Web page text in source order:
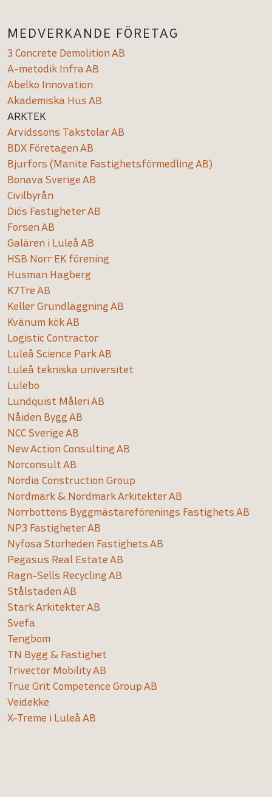
MEDVERKANDE FÖRETAG
3 Concrete Demolition AB
A-metodik Infra AB
Abelko Innovation
Akademiska Hus AB
ARKTEK
Arvidssons Takstolar AB
BDX Företagen AB
Bjurfors (Manite Fastighetsförmedling AB)
Bonava Sverige AB
Civilbyrån
Diös Fastigheter AB
Forsen AB
Galären i Luleå AB
HSB Norr EK förening
Husman Hagberg
K7Tre AB
Keller Grundläggning AB
Kvänum kök AB
Logistic Contractor
Luleå Science Park AB
Luleå tekniska universitet
Lulebo
Lundquist Måleri AB
Nåiden Bygg AB
NCC Sverige AB
New Action Consulting AB
Norconsult AB
Nordia Construction Group
Nordmark & Nordmark Arkitekter AB
Norrbottens Byggmästareförenings Fastighets AB
NP3 Fastigheter AB
Nyfosa Storheden Fastighets AB
Pegasus Real Estate AB
Ragn-Sells Recycling AB
Stålstaden AB
Stark Arkitekter AB
Svefa
Tengbom
TN Bygg & Fastighet
Trivector Mobility AB
True Grit Competence Group AB
Veidekke
X-Treme i Luleå AB